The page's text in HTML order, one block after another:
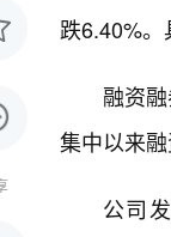
跌6.40%。
融资
集中以来
公司